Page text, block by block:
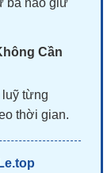
ba nào giữ
Cần
luỹ từng
thời gian.